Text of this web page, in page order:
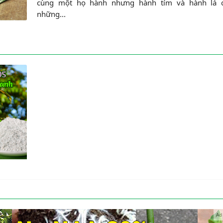
cùng một họ hành nhưng hành tím và hành lá
những...